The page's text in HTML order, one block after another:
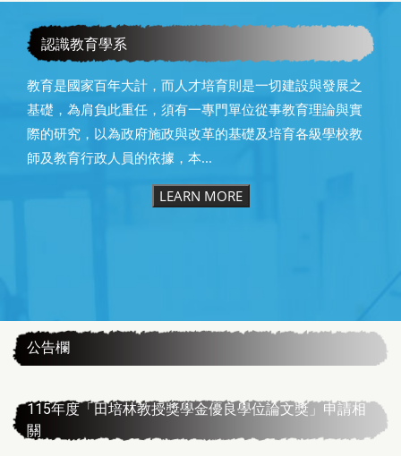
認識教育學系
教育是國家百年大計，而人才培育則是一切建設與發展之
基礎，為肩負此重任，須有一專門單位從事教育理論與實
際的研究，以為政府施政與改革的基礎及培育各級學校教
師及教育行政人員的依據，本...
LEARN MORE
公告欄
115年度「田培林教授獎學金優良學位論文獎」申請相
關